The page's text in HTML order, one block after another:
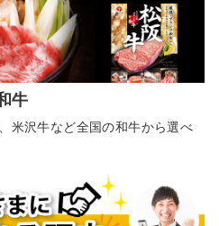
牛
米沢牛など全国の和牛から選べ